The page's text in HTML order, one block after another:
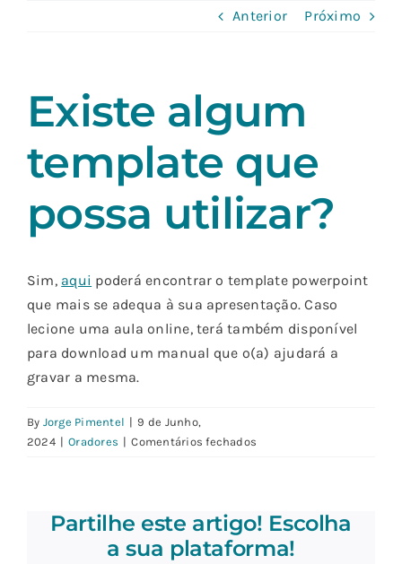
Anterior Próximo
Existe algum
template que
possa utilizar?
Sim, aqui poderá encontrar o template powerpoint
que mais se adequa à sua apresentação. Caso
lecione uma aula online, terá também disponível
para download um manual que o(a) ajudará a
gravar a mesma.
By Jorge Pimentel | 9 de Junho,
2024 | Oradores | Comentários fechados
que
utilizar?
Partilhe este artigo! Escolha
a sua plataforma!